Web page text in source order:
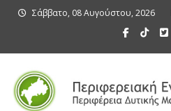
Σάββατο, 08 Αυγούστου, 2026